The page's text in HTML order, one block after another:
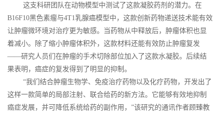
这支科研团队在动物模型中测试了这款凝胶药剂的潜力。在
B16F10黑色素瘤与4T1乳腺癌模型中，这款创新药物递送技术能有效
让肿瘤微环境对治疗更为敏感。当药物从中释放后，肿瘤体积也显
着减小。除了缩小肿瘤体积外，这款材料还能有效防止肿瘤复发
——研究人员们在肿瘤的手术切除部位加入了这款水凝胶。后续结
果表明，癌症的复发得到了明显的抑制。
“我们结合肿瘤生物学、免疫治疗药物以及化疗药物，开发出了
这样一款简单的局部注射、联合给药的新方法。它能够有效地抑制
癌症发展，并可降低系统给药的副作用，”该研究的通讯作者顾臻教